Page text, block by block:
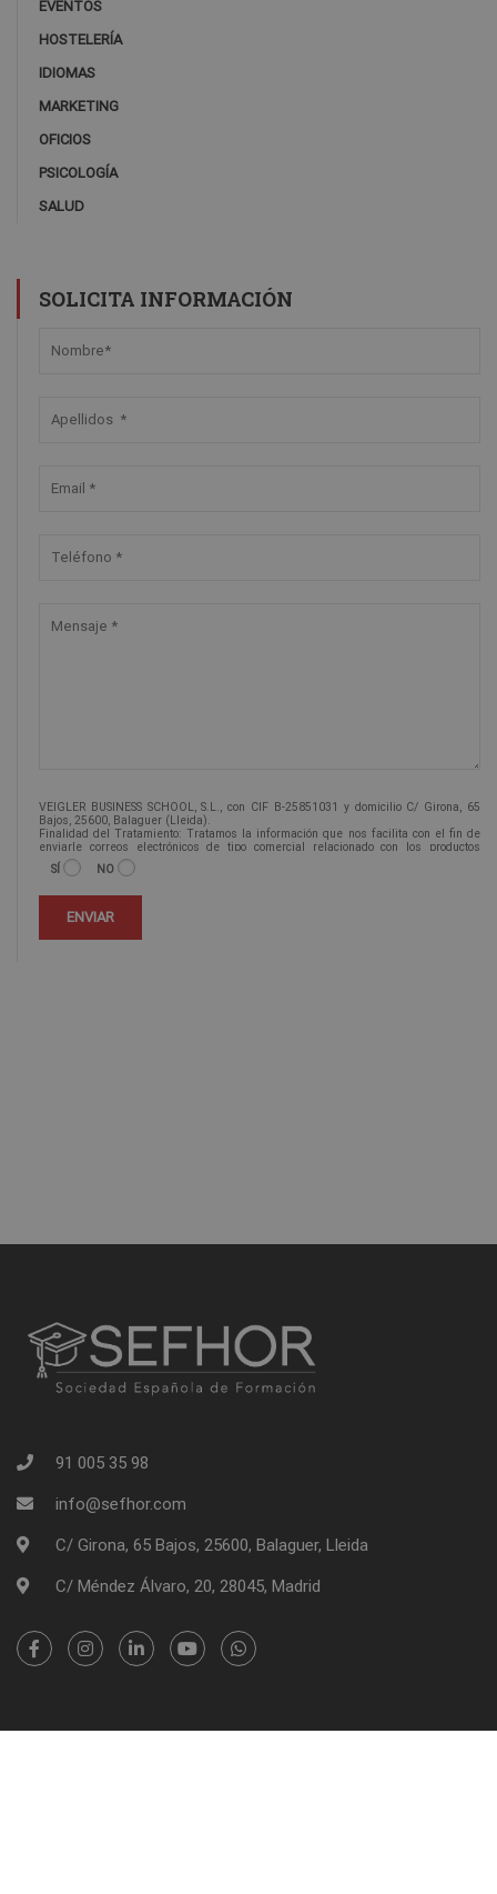
EVENTOS
HOSTELERÍA
IDIOMAS
MARKETING
OFICIOS
PSICOLOGÍA
SALUD
SOLICITA INFORMACIÓN
VEIGLER BUSINESS SCHOOL, S.L., con CIF B-25851031 y domicilio C/ Girona, 65
Bajos, 25600, Balaguer (Lleida).
Finalidad del Tratamiento: Tratamos la información que nos facilita con el fin de
enviarle correos electrónicos de tipo comercial relacionado con los productos
ofrecidos y otros tipo de productos que fueran de su interés.
Legitimación del tratamiento: Consentimiento del interesado.
dirigiéndose a la dirección info@veiglerformacion.com.
Para más información consulte nuestra Política de Privacidad.
Desea recibir información comercial (vía telefónica y/o email):
SÍ NO
91 005 35 98
info@sefhor.com
C/ Girona, 65 Bajos, 25600, Balaguer, Lleida
C/ Méndez Álvaro, 20, 28045, Madrid